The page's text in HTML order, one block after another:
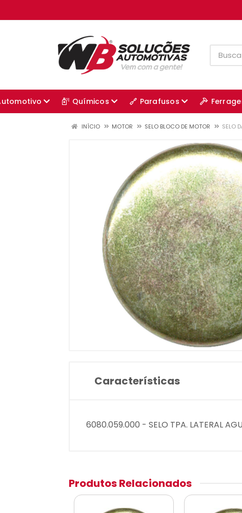
Químicos Parafusos
INÍCIO MOTOR SELO BLOCO DE MOTOR SELO
Características
6080.059.000 - SELO TPA. LATERAL
Produtos Relacionados